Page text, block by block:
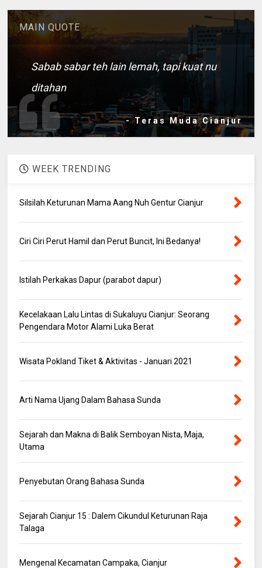
MAIN QUOTE
Sabab sabar teh lain lemah, tapi kuat nu
ditahan
- Teras Muda Cianjur
WEEK TRENDING
Silsilah Keturunan Mama Aang Nuh Gentur Cianjur
Ciri Ciri Perut Hamil dan Perut Buncit, Ini Bedanya!
Istilah Perkakas Dapur (parabot dapur)
Kecelakaan Lalu Lintas di Sukaluyu Cianjur: Seorang
Pengendara Motor Alami Luka Berat
Wisata Pokland Tiket & Aktivitas - Januari 2021
Arti Nama Ujang Dalam Bahasa Sunda
Sejarah dan Makna di Balik Semboyan Nista, Maja,
Utama
Penyebutan Orang Bahasa Sunda
Sejarah Cianjur 15 : Dalem Cikundul Keturunan Raja
Talaga
Mengenal Kecamatan Campaka, Cianjur